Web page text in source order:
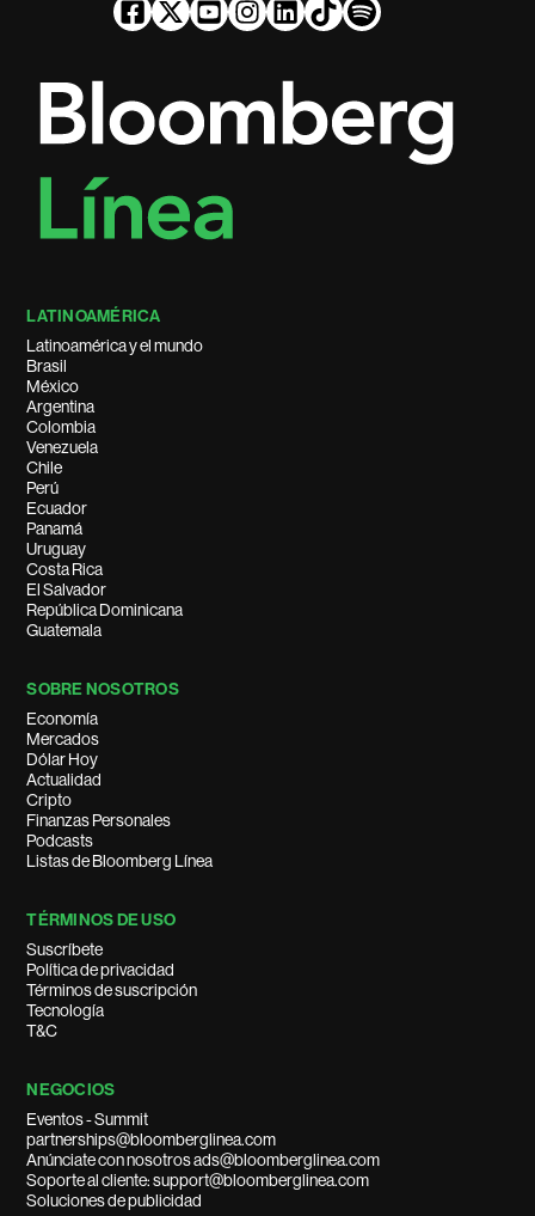
LATINOAMÉRICA
Latinoamérica y el mundo
Brasil
México
Argentina
Colombia
Venezuela
Chile
Perú
Ecuador
Panamá
Uruguay
Costa Rica
El Salvador
República Dominicana
Guatemala
SOBRE NOSOTROS
Economía
Mercados
Dólar Hoy
Actualidad
Cripto
Finanzas Personales
Podcasts
Listas de Bloomberg Línea
TÉRMINOS DE USO
Suscríbete
Política de privacidad
Términos de suscripción
Tecnología
T&C
NEGOCIOS
Eventos - Summit
partnerships@bloomberglinea.com
Anúnciate con nosotros ads@bloomberglinea.com
Soporte al cliente: support@bloomberglinea.com
Soluciones de publicidad